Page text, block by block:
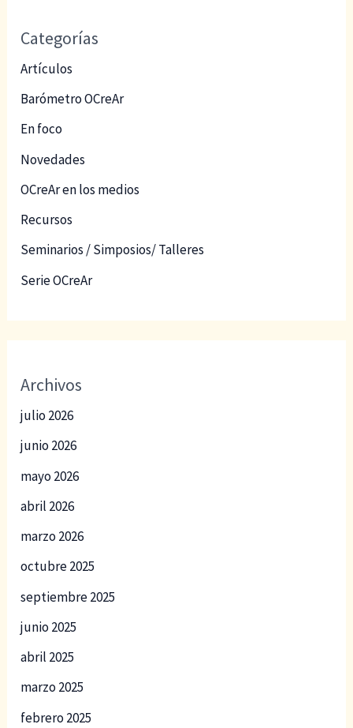
Categorías
Artículos
Barómetro OCreAr
En foco
Novedades
OCreAr en los medios
Recursos
Seminarios / Simposios/ Talleres
Serie OCreAr
Archivos
julio 2026
junio 2026
mayo 2026
abril 2026
marzo 2026
octubre 2025
septiembre 2025
junio 2025
abril 2025
marzo 2025
febrero 2025